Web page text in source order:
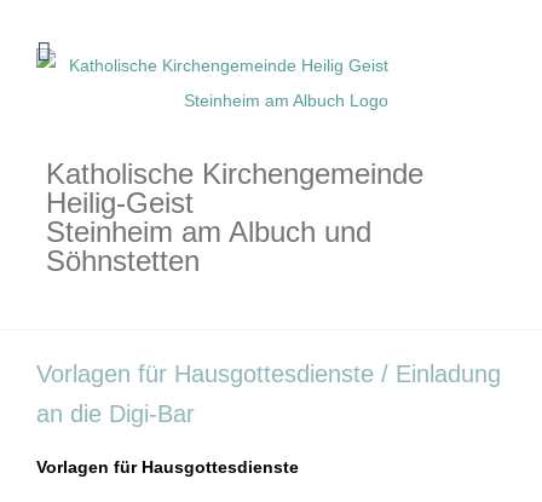
Inhalt
Katholische Kirchengemeinde
Heilig-Geist
Steinheim am Albuch und
Söhnstetten
Vorlagen für Hausgottesdienste / Einladung
an die Digi-Bar
Vorlagen für Hausgottesdienste